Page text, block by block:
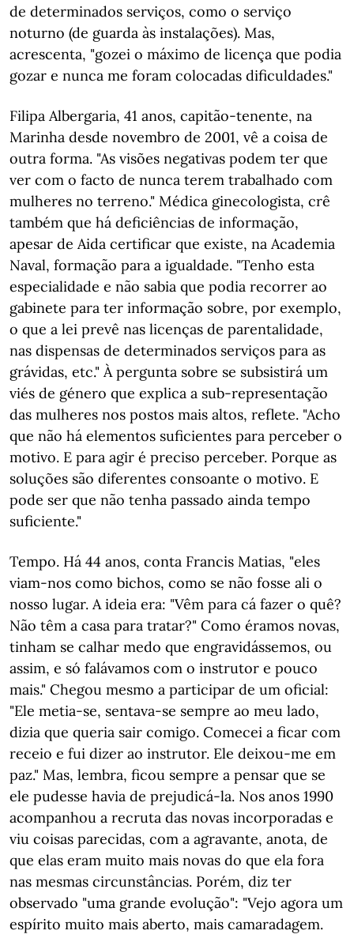
de determinados serviços, como o serviço
noturno (de guarda às instalações). Mas,
acrescenta, "gozei o máximo de licença que podia
gozar e nunca me foram colocadas dificuldades."
Filipa Albergaria, 41 anos, capitão-tenente, na
Marinha desde novembro de 2001, vê a coisa de
outra forma. "As visões negativas podem ter que
ver com o facto de nunca terem trabalhado com
mulheres no terreno." Médica ginecologista, crê
também que há deficiências de informação,
apesar de Aida certificar que existe, na Academia
Naval, formação para a igualdade. "Tenho esta
especialidade e não sabia que podia recorrer ao
gabinete para ter informação sobre, por exemplo,
o que a lei prevê nas licenças de parentalidade,
nas dispensas de determinados serviços para as
grávidas, etc." À pergunta sobre se subsistirá um
viés de género que explica a sub-representação
das mulheres nos postos mais altos, reflete. "Acho
que não há elementos suficientes para perceber o
motivo. E para agir é preciso perceber. Porque as
soluções são diferentes consoante o motivo. E
pode ser que não tenha passado ainda tempo
suficiente."
Tempo. Há 44 anos, conta Francis Matias, "eles
viam-nos como bichos, como se não fosse ali o
nosso lugar. A ideia era: "Vêm para cá fazer o quê?
Não têm a casa para tratar?" Como éramos novas,
tinham se calhar medo que engravidássemos, ou
assim, e só falávamos com o instrutor e pouco
mais." Chegou mesmo a participar de um oficial:
"Ele metia-se, sentava-se sempre ao meu lado,
dizia que queria sair comigo. Comecei a ficar com
receio e fui dizer ao instrutor. Ele deixou-me em
paz." Mas, lembra, ficou sempre a pensar que se
ele pudesse havia de prejudicá-la. Nos anos 1990
acompanhou a recruta das novas incorporadas e
viu coisas parecidas, com a agravante, anota, de
que elas eram muito mais novas do que ela fora
nas mesmas circunstâncias. Porém, diz ter
observado "uma grande evolução": "Vejo agora um
espírito muito mais aberto, mais camaradagem.